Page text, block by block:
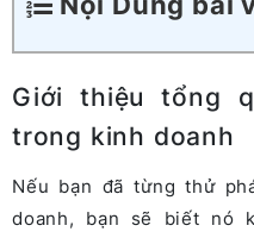
Giới thiệu tổng
trong kinh doanh
Nếu bạn đã từng thử
doanh, bạn sẽ biết nó